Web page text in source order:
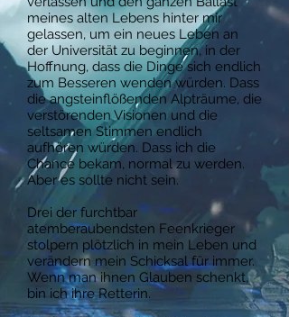
meines alten Lebens hinter mir
gelassen, um ein neues Leben an
der Universität zu beginnen, in der
Hoffnung, dass die Dinge sich endlich
zum Besseren wenden würden. Dass
die angsteinflößenden Alpträume, die
verstörenden Visionen und die
seltsamen Stimmen endlich
aufhören würden. Dass ich die
Chance bekam, normal zu werden.
Aber es sollte nicht sein.
Drei der furchtbar
atemberaubendsten Feenkrieger
stolpern plötzlich in mein Leben und
verändern mein Schicksal für immer.
Wenn man ihnen Glauben schenkt,
bin ich ihre Retterin.